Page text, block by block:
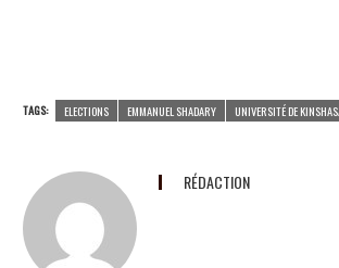
TAGS: ELECTIONS EMMANUEL SHADARY UNIVERSITÉ DE
RÉDACTION